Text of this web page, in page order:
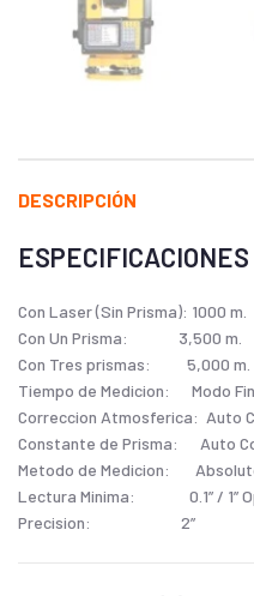
DESCRIPCIÓN
Con Laser (Sin Prisma): 1000 m.
Con Un Prisma: 3,500 m.
Con Tres prismas: 5,000 m.
Tiempo de Medicion: Modo
Correccion Atmosferica: Auto
Constante de Prisma: Auto
Metodo de Medicion:
Lectura Minima: 0.1” / 1”
Precision: 2”